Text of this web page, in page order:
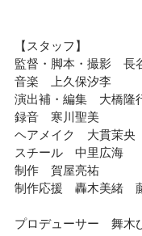
【スタッフ】
監督・脚本・撮影　長
音楽　上久保汐李
演出補・編集　大橋隆
録音　寒川聖美
ヘアメイク　大貫茉央
スチール　中里広海
制作　賀屋亮祐
制作応援　轟木美緒　
プロデューサー　舞木